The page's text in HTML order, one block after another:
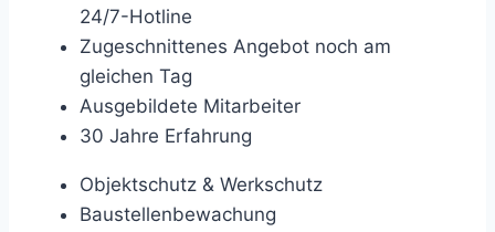
24/7-Hotline
Zugeschnittenes Angebot noch am
gleichen Tag
Ausgebildete Mitarbeiter
30 Jahre Erfahrung
Objektschutz & Werkschutz
Baustellenbewachung